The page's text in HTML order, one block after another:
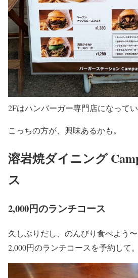
2Fはハンバーガー専門店になってい
こっちの方が、興味あるかも。
溶岩焼ダイニング
ス
2,000円のランチコース
久しぶりだし、のんびり食べよう〜
2,000円のランチコースを予約して。